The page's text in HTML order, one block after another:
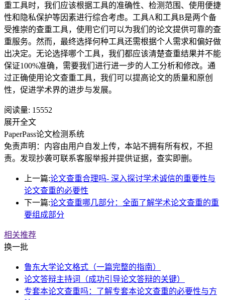
重工具时，我们应该根据工具的准确性、检测范围、使用便捷
性和隐私保护等因素进行综合考虑。工具A和工具B是两个备
受推崇的查重工具，使用它们可以为我们的论文提供可靠的查
重服务。然而，最终选择何种工具还需根据个人需求和偏好做
出决定。无论选择哪个工具，我们都应该清楚查重结果并不能
保证100%准确，需要我们进行进一步的人工分析和修改。通
过正确使用论文查重工具，我们可以提高论文的质量和原创
性，促进学术界的进步与发展。
阅读量: 15552
展开全文
PaperPass论文检测系统
免责声明：内容由用户自发上传，本站不拥有所有权，不担
责。发现抄袭可联系客服举报并提供证据，查实即删。
上一篇:论文查重合理吗- 深入探讨学术诚信的重要性与
论文查重的必要性
下一篇:论文查重哪几部分：全面了解学术论文查重的重
要组成部分
相关推荐
换一批
鲁东大学论文格式（一篇完整的指南）
论文答辩主持词（成功引导论文答辩的关键）
专套本论文查重吗：了解专套本论文查重的必要性与方